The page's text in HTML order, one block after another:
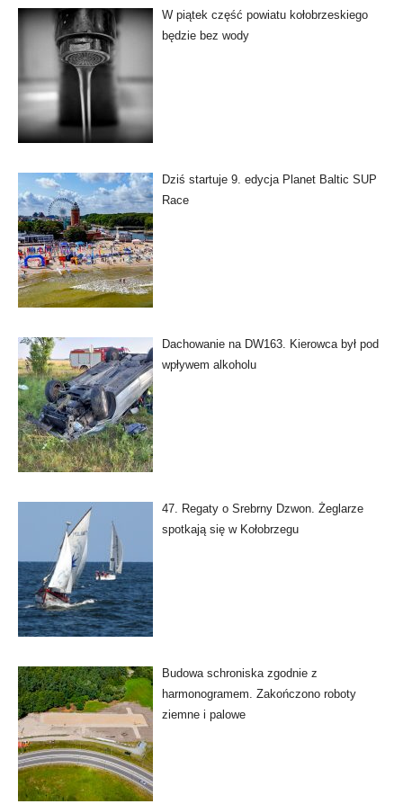
W piątek część powiatu kołobrzeskiego
będzie bez wody
Dziś startuje 9. edycja Planet Baltic SUP
Race
Dachowanie na DW163. Kierowca był pod
wpływem alkoholu
47. Regaty o Srebrny Dzwon. Żeglarze
spotkają się w Kołobrzegu
Budowa schroniska zgodnie z
harmonogramem. Zakończono roboty
ziemne i palowe